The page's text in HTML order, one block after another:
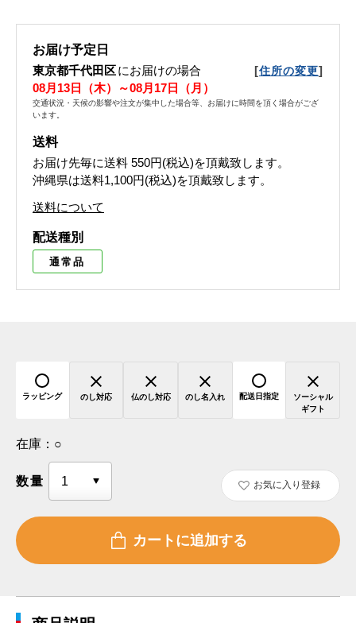
お届け予定日
東京都千代田区にお届けの場合 [住所の変更]
08月13日（木）～08月17日（月）
交通状況・天候の影響や注文が集中した場合等、お届けに時間を頂く場合がござ
います。
送料
お届け先毎に送料 550円(税込)を頂戴致します。
沖縄県は送料1,100円(税込)を頂戴致します。
送料について
配送種別
通常品
ラッピング のし対応 仏のし対応 のし名入れ 配送日指定
ソーシャル
ギフト
在庫： ○
数量 お気に入り登録